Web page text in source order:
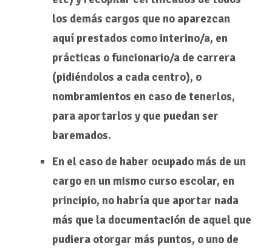
los demás cargos que no aparezcan
aquí prestados como interino/a, en
prácticas o funcionario/a de carrera
(pidiéndolos a cada centro), o
nombramientos en caso de tenerlos,
para aportarlos y que puedan ser
baremados.
En el caso de haber ocupado más de un
cargo en un mismo curso escolar, en
principio, no habría que aportar nada
más que la documentación de aquel que
pudiera otorgar más puntos, o uno de